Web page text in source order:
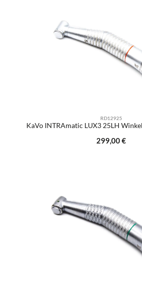
RD12925
KaVo INTRAmatic LUX3 25LH
Regulärer Preis:
299,00 €